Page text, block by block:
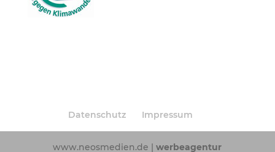
Datenschutz Impressum
www.neosmedien.de |werbeagentur